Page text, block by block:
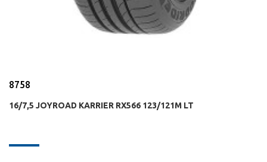
8758
16/7,5 JOYROAD KARRIER RX566 123/121M LT